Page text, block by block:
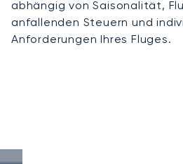
abhängig von Saisonalität,
anfallenden Steuern und
Anforderungen Ihres Fluges.